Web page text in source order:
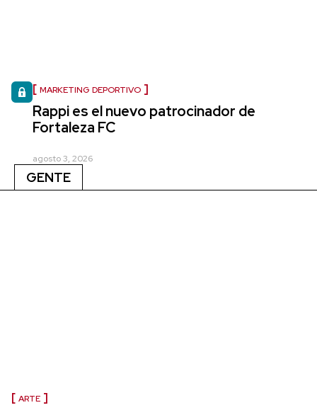
MARKETING DEPORTIVO
Rappi es el nuevo patrocinador de
Fortaleza FC
agosto 3, 2026
GENTE
ARTE